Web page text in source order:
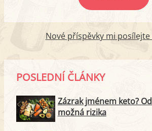
Nové příspěvky mi posílejte
POSLEDNÍ ČLÁNKY
Zázrak jménem keto?
možná rizika